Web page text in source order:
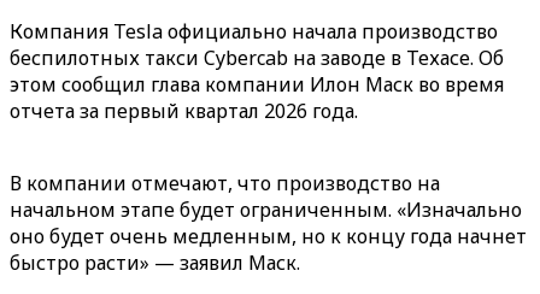
Компания Tesla официально начала производство
беспилотных такси Cybercab на заводе в Техасе. Об
этом сообщил глава компании Илон Маск во время
отчета за первый квартал 2026 года.
В компании отмечают, что производство на
начальном этапе будет ограниченным. «Изначально
оно будет очень медленным, но к концу года начнет
быстро расти» — заявил Маск.